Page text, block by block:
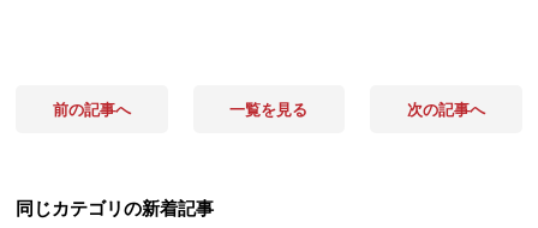
前の記事へ 一覧を見る 次の記事へ
同じカテゴリの新着記事